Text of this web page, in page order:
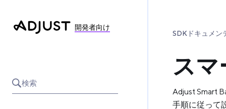
開発者向け
検索
SDKドキュメン
ス
Adjust Smart
手順に従って